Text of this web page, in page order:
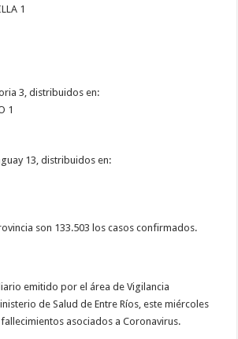
1
3, distribuidos en:
1
13, distribuidos en:
son 133.503 los casos confirmados.
emitido por el área de Vigilancia
de Salud de Entre Ríos, este miércoles
asociados a Coronavirus.